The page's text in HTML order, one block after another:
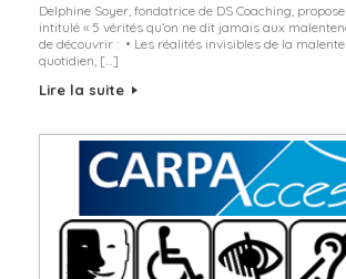
Delphine Soyer, fondatrice de DS Coaching,
intitulé « 5 vérités qu’on ne dit jamais aux
de découvrir : • Les réalités invisibles de la
quotidien, […]
Lire la suite